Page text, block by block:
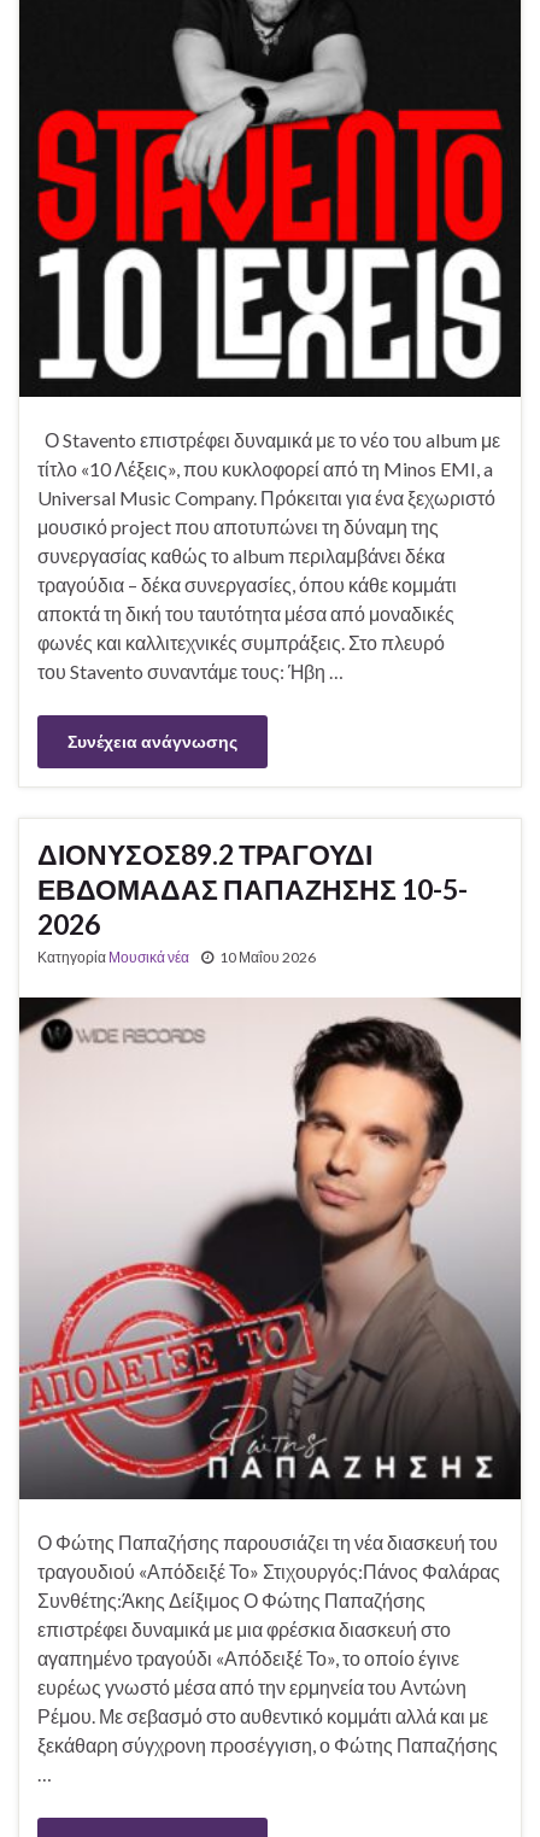
Ο Stavento επιστρέφει δυναμικά με το νέο του album με
τίτλο «10 Λέξεις», που κυκλοφορεί από τη Minos EMI, a
Universal Music Company. Πρόκειται για ένα ξεχωριστό
μουσικό project που αποτυπώνει τη δύναμη της
συνεργασίας καθώς το album περιλαμβάνει δέκα
τραγούδια – δέκα συνεργασίες, όπου κάθε κομμάτι
αποκτά τη δική του ταυτότητα μέσα από μοναδικές
φωνές και καλλιτεχνικές συμπράξεις. Στο πλευρό
του Stavento συναντάμε τους: Ήβη …
Συνέχεια ανάγνωσης
ΔΙΟΝΥΣΟΣ89.2 ΤΡΑΓΟΥΔΙ
ΕΒΔΟΜΑΔΑΣ ΠΑΠΑΖΗΣΗΣ 10-5-
2026
Κατηγορία Μουσικά νέα 10 Μαΐου 2026
Ο Φώτης Παπαζήσης παρουσιάζει τη νέα διασκευή του
τραγουδιού «Απόδειξέ Το» Στιχουργός:Πάνος Φαλάρας
Συνθέτης:Άκης Δείξιμος Ο Φώτης Παπαζήσης
επιστρέφει δυναμικά με μια φρέσκια διασκευή στο
αγαπημένο τραγούδι «Απόδειξέ Το», το οποίο έγινε
ευρέως γνωστό μέσα από την ερμηνεία του Αντώνη
Ρέμου. Με σεβασμό στο αυθεντικό κομμάτι αλλά και με
ξεκάθαρη σύγχρονη προσέγγιση, ο Φώτης Παπαζήσης
…